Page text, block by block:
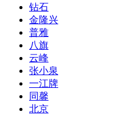
钻石
金隆兴
普雅
八旗
云峰
张小泉
一江牌
同馨
北京